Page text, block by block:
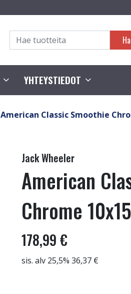
YHTEYSTIEDOT
American Classic Smoothie
Jack Wheeler
American
Chrome 10x15
178,99 €
sis. alv 25,5% 36,37 €